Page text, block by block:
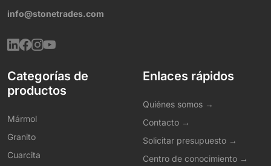
info@stonetrades.com
Categorías de
productos
Mármol
Granito
Cuarcita
Enlaces rápidos
Quiénes somos →
Contacto →
Solicitar presupuesto →
Centro de conocimiento →